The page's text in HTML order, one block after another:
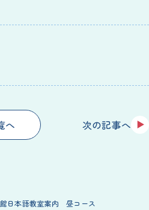
へ 次の記事へ
日本語教室案内 昼コース